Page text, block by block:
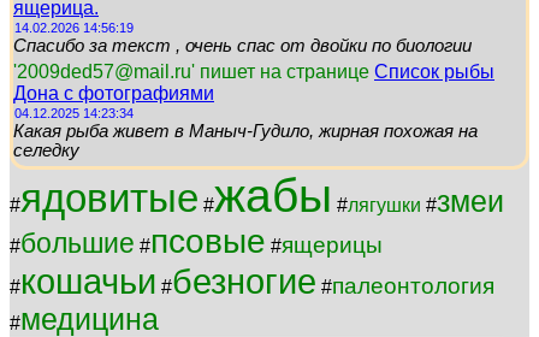
ящерица.
14.02.2026 14:56:19
Спасибо за текст , очень спас от двойки по биологии
'2009ded57@mail.ru' пишет на странице Список рыбы
Дона с фотографиями
04.12.2025 14:23:34
Какая рыба живет в Маныч-Гудило, жирная похожая на
селедку
#ядовитые #жабы #лягушки #змеи
#большие #псовые #ящерицы
#кошачьи #безногие #палеонтология
#медицина